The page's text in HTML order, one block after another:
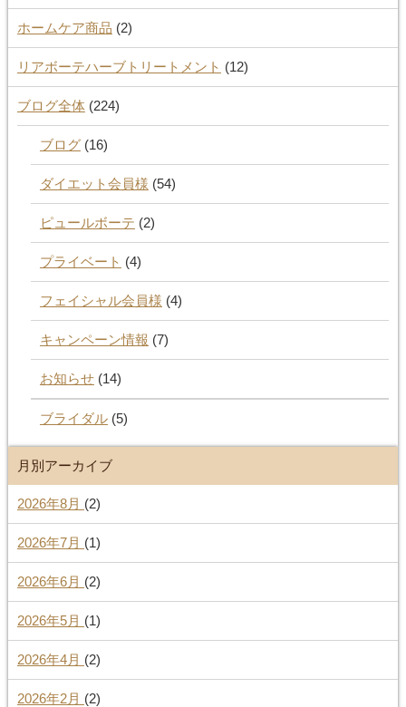
ホームケア商品 (2)
リアボーテハーブトリートメント (12)
ブログ全体(224)
ブログ(16)
ダイエット会員様 (54)
ピュールボーテ (2)
プライベート (4)
フェイシャル会員様 (4)
キャンペーン情報 (7)
お知らせ(14)
ブライダル(5)
月別アーカイブ
2026年8月 (2)
2026年7月 (1)
2026年6月 (2)
2026年5月 (1)
2026年4月 (2)
2026年2月 (2)